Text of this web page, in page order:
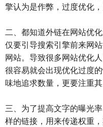
擎认为是作弊，过度优化，
二、都知道外链在网站优
仅要引导搜索引擎前来网
网站。导致很多网站优化
很容易就会出现优化过度
味地追求数量，更要注重其
三、为了提高文字的曝光
样的链接，用来传递权重